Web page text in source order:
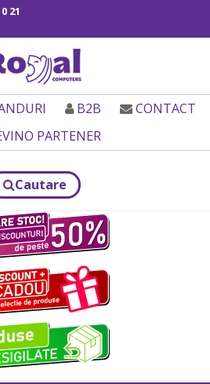
21
B2B
CONTACT
PARTENER
Cautare